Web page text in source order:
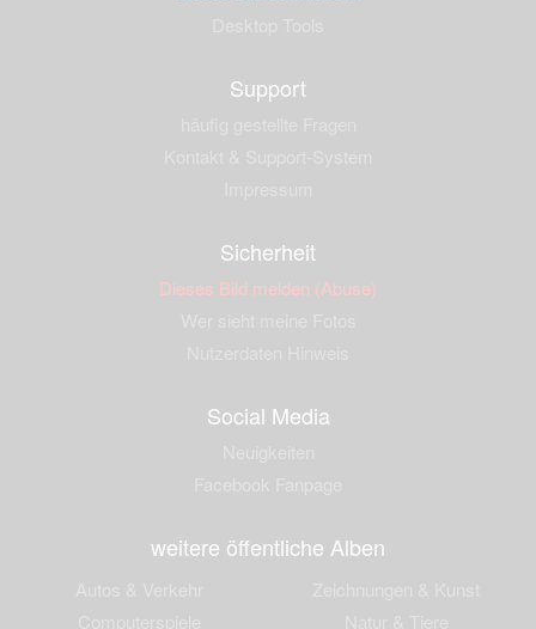
Support
Sicherheit
Dieses Bild melden (Abuse)
Social Media
weitere öffentliche Alben